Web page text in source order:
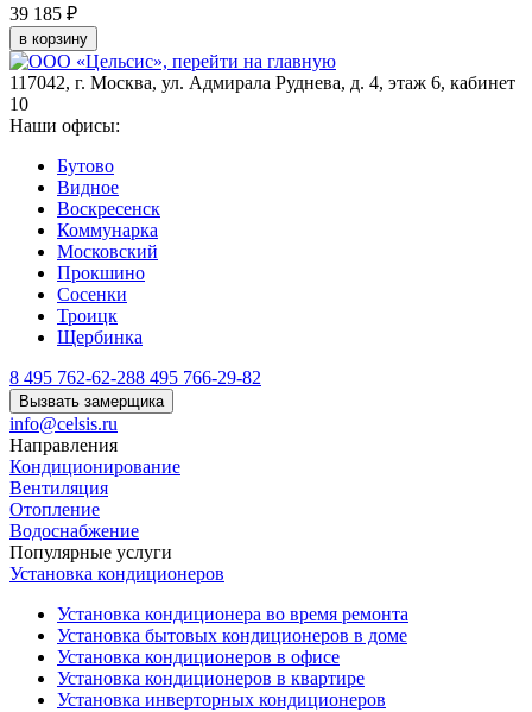
39 185 ₽
в корзину
117042, г. Москва, ул. Адмирала Руднева, д. 4, этаж 6, кабинет
10
Наши офисы:
Бутово
Видное
Воскресенск
Коммунарка
Московский
Прокшино
Сосенки
Троицк
Щербинка
8 495 762-62-288 495 766-29-82
Вызвать замерщика
info@celsis.ru
Направления
Кондиционирование
Вентиляция
Отопление
Водоснабжение
Популярные услуги
Установка кондиционеров
Установка кондиционера во время ремонта
Установка бытовых кондиционеров в доме
Установка кондиционеров в офисе
Установка кондиционеров в квартире
Установка инверторных кондиционеров